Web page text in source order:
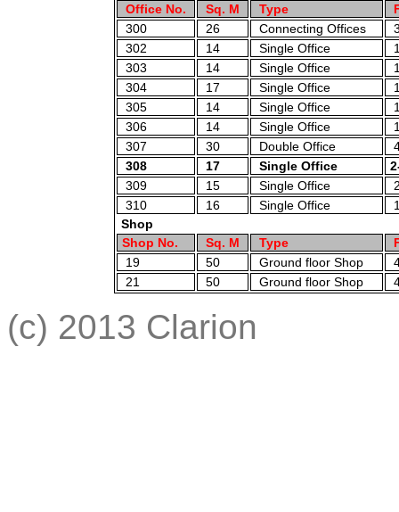
Office No.
Sq. M Type
300
26 Connecting Offices
302
14 Single Office
303
14 Single Office
304
17 Single Office
305
14 Single Office
306
14 Single Office
307
30 Double Office
308
17 Single Office
309
15 Single Office
310
16 Single Office
Shop
Shop No.
Sq. M Type
19
50 Ground floor Shop
21
50 Ground floor Shop
(c) 2013 Clarion